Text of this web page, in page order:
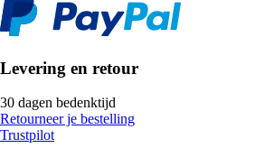
Levering en retour
30 dagen bedenktijd
Retourneer je bestelling
Trustpilot